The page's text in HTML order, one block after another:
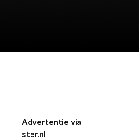
Advertentie via
ster.nl